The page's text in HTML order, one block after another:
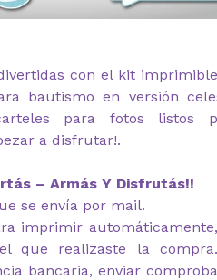
con el kit
bautismo en versión
para fotos listos
a disfrutar!.
– Armás Y Disfrutás!!
se envía por mail.
imprimir
que realizaste la
bancaria, enviar